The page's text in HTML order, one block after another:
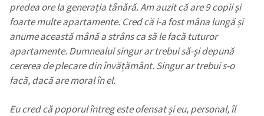
predea ore la generația tânără. Am auzit că are 9 copii și
foarte multe apartamente. Cred că i-a fost mâna lungă și
anume această mână a strâns ca să le facă tuturor
apartamente. Dumnealui singur ar trebui să-și depună
cererea de plecare din învățământ. Singur ar trebui s-o
facă, dacă are moral în el.
Eu cred că poporul întreg este ofensat și eu, personal, îl